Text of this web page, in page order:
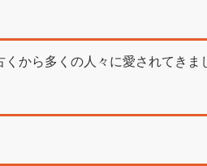
から多くの人々に愛されてきま